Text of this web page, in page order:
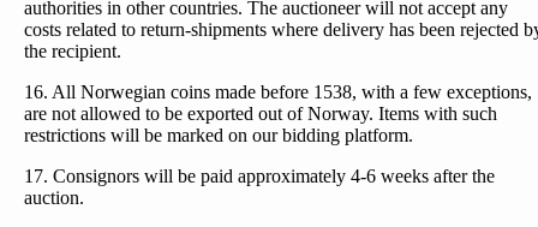
authorities in other countries. The auctioneer will not accept any
costs related to return-shipments where delivery has been rejected
the recipient.
16. All Norwegian coins made before 1538, with a few exceptions,
are not allowed to be exported out of Norway. Items with such
restrictions will be marked on our bidding platform.
17. Consignors will be paid approximately 4-6 weeks after the
auction.